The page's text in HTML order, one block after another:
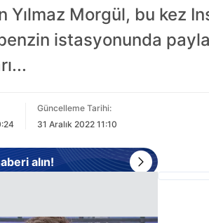
Morgül, bu kez
istasyonunda
Güncelleme Tarihi:
31 Aralık 2022 11:10
alın!